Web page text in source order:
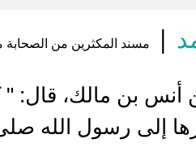
| مسند المكثرين من الصحابة
أنس بن مالك، قال: "
إلى رسول الله صلى